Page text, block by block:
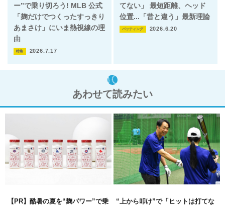
ー”で乗り切ろう! MLB 公式
「麹だけでつくったすっきり
あまさけ」にいま熱視線の理
由
特集 2026.7.17
てない」 最短距離、ヘッド
位置...「昔と違う」最新理論
バッティング 2026.6.20
あわせて読みたい
【PR】酷暑の夏を“麹パワー”で乗
“上から叩け”で「ヒットは打てな